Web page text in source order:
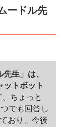
ードル先
生」は、
ットボット
ちょっと
でも回答し
おり、今後